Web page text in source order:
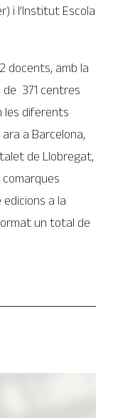
i l’Institut Escola
docents, amb la
de 371 centres
les diferents
a Barcelona,
de Llobregat,
comarques
a la
un total de